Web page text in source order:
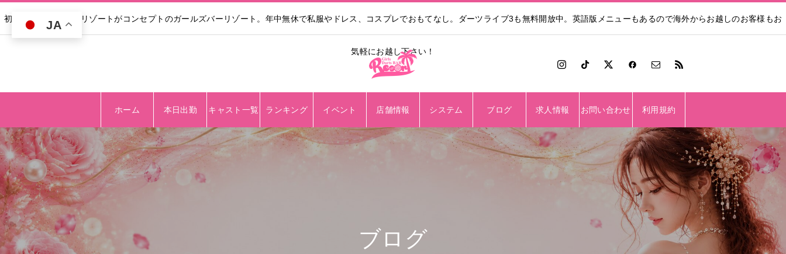
初回30分無料｜高級リゾートがコンセプトのガールズバーリゾート。年中無休で私服やドレス、コスプレでおもてなし。ダーツライブ3も無料開放中。英語版メニューもあるので海外からお越しのお客様もお
気軽にお越し下さい！
ホーム 本日出勤 キャスト一覧 ランキング イベント 店舗情報 システム ブログ 求人情報 お問い合わせ 利用規約
ブログ
JA